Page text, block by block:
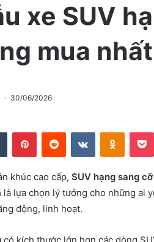
xe SUV
mua
30/06/2026
Tumblr PinterestReddit VKontakte
khúc cao cấp, SUV hạng sang
lựa chọn lý tưởng cho những ai
động, linh hoạt.